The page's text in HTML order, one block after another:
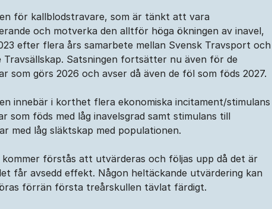
för kallblodstravare, som är tänkt att vara
och motverka den alltför höga ökningen av inavel,
efter flera års samarbete mellan Svensk Travsport och
Travsällskap. Satsningen fortsätter nu även för de
som görs 2026 och avser då även de föl som föds 2027.
innebär i korthet flera ekonomiska incitament/stimulans
som föds med låg inavelsgrad samt stimulans till
med låg släktskap med populationen.
kommer förstås att utvärderas och följas upp då det är
får avsedd effekt. Någon heltäckande utvärdering kan
förrän första treårskullen tävlat färdigt.